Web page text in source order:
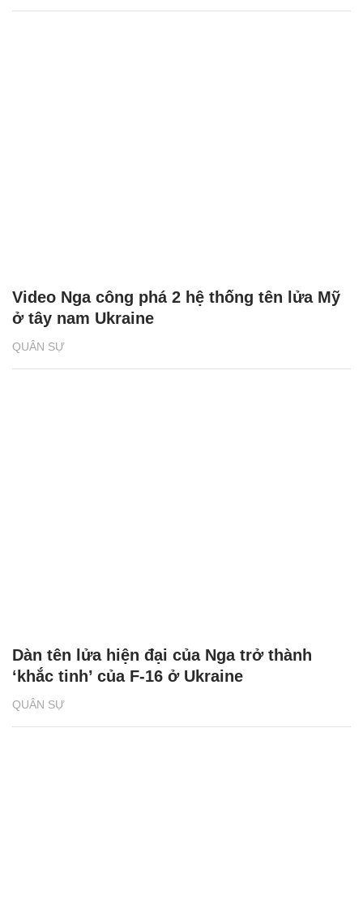
QUÂN SỰ
Video Nga công phá 2 hệ thống tên lửa Mỹ
ở tây nam Ukraine
QUÂN SỰ
Dàn tên lửa hiện đại của Nga trở thành
‘khắc tinh’ của F-16 ở Ukraine